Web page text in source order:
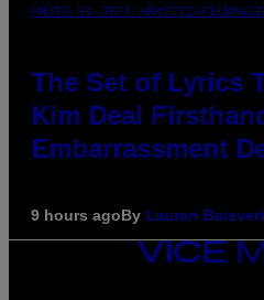
PHOTO BY JEFF KRAVITZ/
The Set of Lyrics
Kim Deal
Embarrassment
9 hours agoBy Lauren Boisvert
VICE
MEDIA